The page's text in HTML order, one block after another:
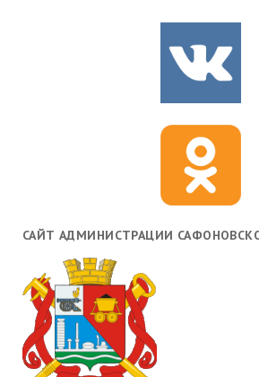
САЙТ АДМИНИСТРАЦИИ